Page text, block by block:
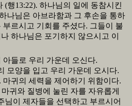
(행13:22). 하나님의 일에 동참시킨
나님은 아브라함과 그 후손을 통하
부르시고 기회를 주셨다. 그들이 불
하나님은 포기하지 않으시고 이
들로 우리 가운데 오신다.
모양을 입고 우리 가운데 오시다.
. 마귀의 세력을 제어하기 위함이다.
귀와 질병에 눌린 자를 자유롭게
님이 제자들을 선택하고 부르시어